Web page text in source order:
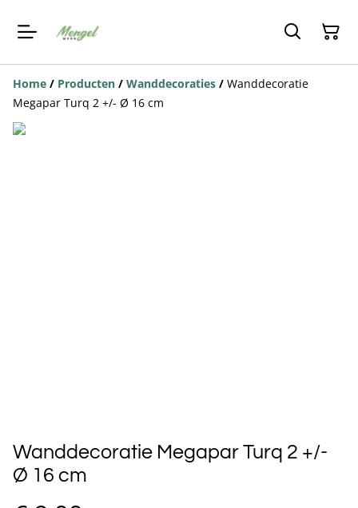
Home / Producten / Wanddecoraties / Wanddecoratie
Megapar Turq 2 +/- Ø 16 cm
Wanddecoratie Megapar Turq 2 +/-
Ø 16 cm